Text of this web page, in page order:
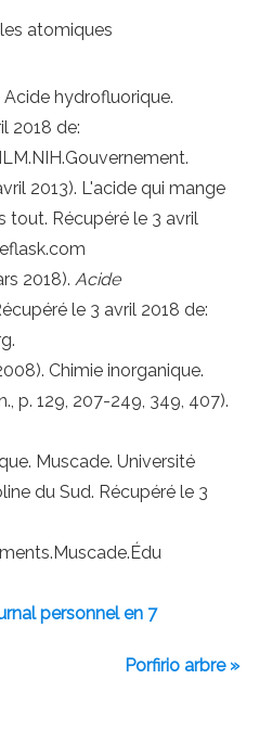
atomiques
Acide hydrofluorique.
2018 de:
2013). L'acide qui mange
tout. Récupéré le 3 avril
2018). Acide
le 3 avril 2018 de:
Chimie inorganique.
p. 129, 207-249, 349, 407).
Muscade. Université
du Sud. Récupéré le 3
personnel en 7
Porfirio arbre »